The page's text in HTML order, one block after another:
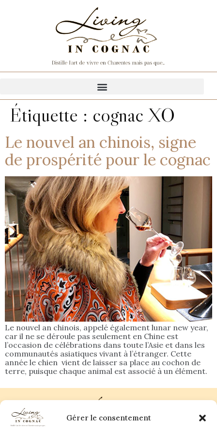
Gérer le consentement
Étiquette : cognac XO
Le nouvel an chinois, signe
de prospérité pour le cognac
Le nouvel an chinois, appelé également lunar new year,
car il ne se déroule pas seulement en Chine est
l’occasion de célébrations dans toute l’Asie et dans les
communautés asiatiques vivant à l’étranger. Cette
année le chien vient de laisser sa place au cochon de
terre, puisque chaque animal est associé à un élément.